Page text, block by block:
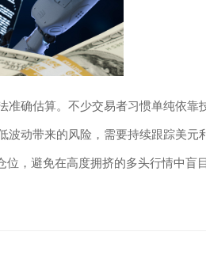
准确估算。不少交易者习惯单纯依靠
动带来的风险，需要持续跟踪美元
，避免在高度拥挤的多头行情中盲目